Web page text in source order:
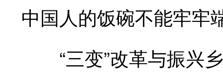
中国人的饭碗不能牢牢
“三变”改革与振兴